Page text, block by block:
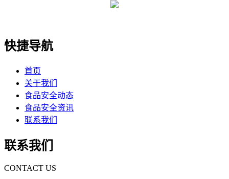
快捷导航
首页
关于我们
食品安全动态
食品安全资讯
联系我们
联系我们
CONTACT US